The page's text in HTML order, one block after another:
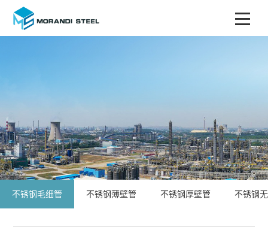
不锈钢毛细管 不锈钢薄壁管 不锈钢厚壁管 不锈钢